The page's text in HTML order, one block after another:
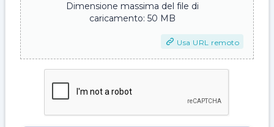
Dimensione massima del file di
caricamento: 50 MB
Usa URL remoto